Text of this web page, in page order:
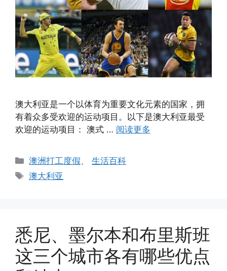
澳大利亚是一个以体育为重要文化元素的国家，拥
有着众多受欢迎的运动项目。以下是澳大利亚最受
欢迎的运动项目： 澳式 … 阅读更多
分
类
澳洲打工度假、生活百科
标
澳大利亚
悉尼、墨尔本和布里斯班
这三个城市各有哪些优点